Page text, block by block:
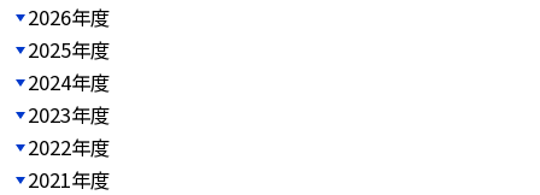
2026年度
2025年度
2024年度
2023年度
2022年度
2021年度